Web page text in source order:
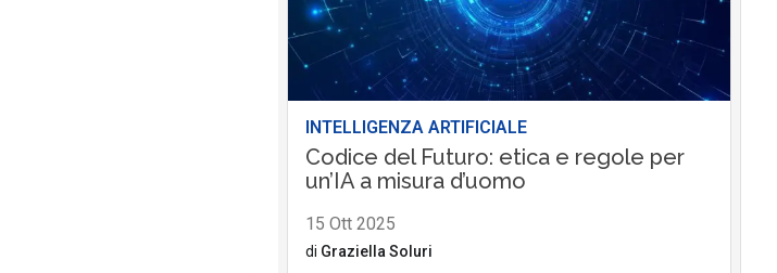
INTELLIGENZA ARTIFICIALE
Codice del Futuro: etica e regole per
un’IA a misura d’uomo
15 Ott 2025
di Graziella Soluri